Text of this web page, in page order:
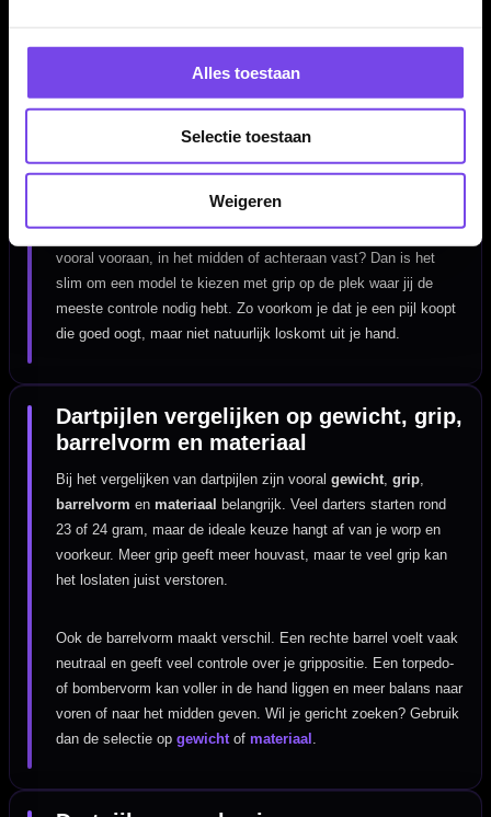
Alles toestaan
Selectie toestaan
Weigeren
De beste dartpijlen kies je niet alleen op uiterlijk of merk.
Gewicht, balans, gripzone, barrelvorm en materiaal bepalen hoe
de dart uit je hand komt en hoe stabiel hij naar het bord vliegt.
lichtere of slankere barrel vaak beter.
Kijk ook goed naar waar je de dart vasthoudt. Pak je de barrel
vooral vooraan, in het midden of achteraan vast? Dan is het
slim om een model te kiezen met grip op de plek waar jij de
meeste controle nodig hebt. Zo voorkom je dat je een pijl koopt
die goed oogt, maar niet natuurlijk loskomt uit je hand.
Dartpijlen vergelijken op gewicht, grip,
barrelvorm en materiaal
Bij het vergelijken van dartpijlen zijn vooralgewicht,grip,
barrelvorm enmateriaal belangrijk. Veel darters starten rond
23 of 24 gram, maar de ideale keuze hangt af van je worp en
voorkeur. Meer grip geeft meer houvast, maar te veel grip kan
het loslaten juist verstoren.
Ook de barrelvorm maakt verschil. Een rechte barrel voelt vaak
neutraal en geeft veel controle over je grippositie. Een torpedo-
of bombervorm kan voller in de hand liggen en meer balans naar
voren of naar het midden geven. Wil je gericht zoeken? Gebruik
dan de selectie opgewichtofmateriaal .